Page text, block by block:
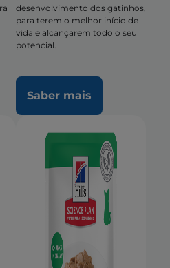
desenvolvimento dos gatinhos,
para terem o melhor início de
vida e alcançarem todo o seu
potencial.
Saber mais